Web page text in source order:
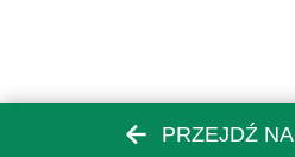
PRZEJDŹ NA